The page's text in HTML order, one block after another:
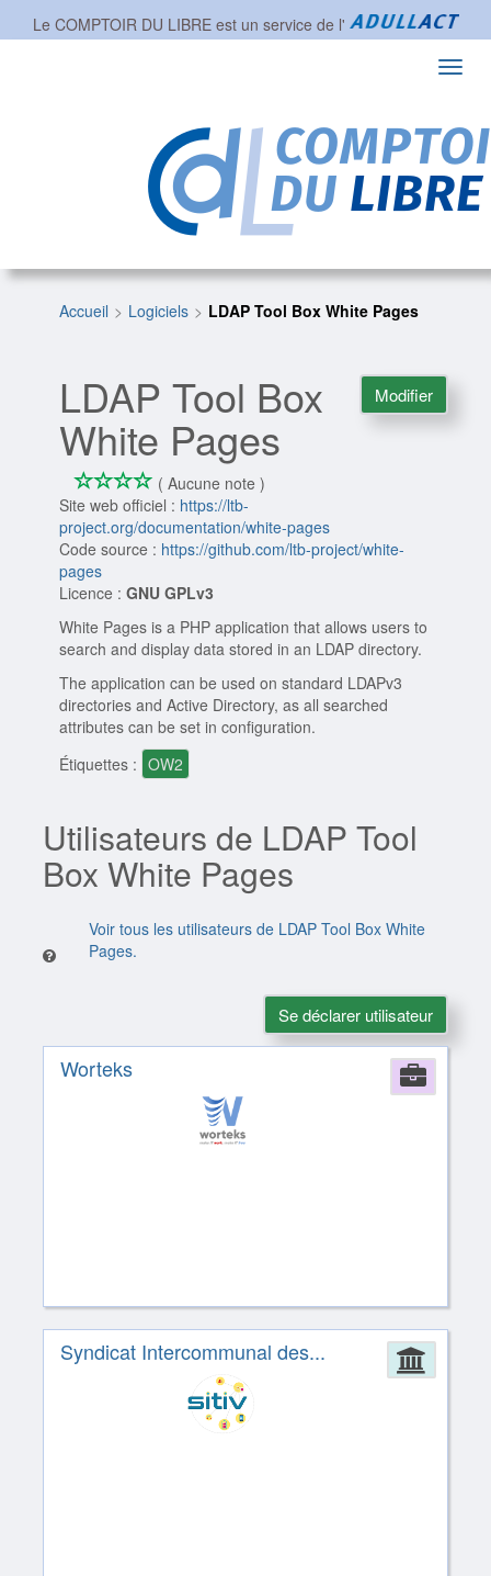
Le COMPTOIR DU LIBRE est un service de l'
Accueil Logiciels LDAP Tool Box White Pages
LDAP Tool Box
White Pages
*** *
0/4
( Aucune note )
Site web officiel : https://ltb-
project.org/documentation/white-pages
Code source : https://github.com/ltb-project/white-
pages
Licence :GNU GPLv3
White Pages is a PHP application that allows users to
search and display data stored in an LDAP directory.
The application can be used on standard LDAPv3
directories and Active Directory, as all searched
attributes can be set in configuration.
Étiquettes : OW2
Modifier
Utilisateurs de LDAP Tool
Box White Pages
Voir tous les utilisateurs de LDAP Tool Box White
Pages.
Se déclarer utilisateur
Worteks
Syndicat Intercommunal des...